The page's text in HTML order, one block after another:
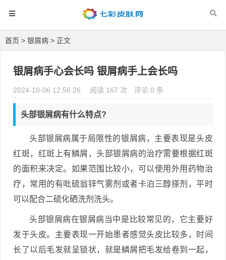
首页 > 银屑病 > 正文
银屑病手心会长吗 银屑病手上会长吗
2024-10-06 12:56:26 阅读 167 次 评论 0 条
头部银屑病有什么特点?
头部银屑病属于局限性的银屑病，主要表现是头皮
红斑，红斑上有鳞屑，头部银屑病的治疗需要根据红斑
的面积来决定。如果范围比较小，可以使用外用药物治
疗，常用的有吡硫翁锌气雾剂或者卡泊三醇搽剂，平时
可以配合二硫化硒洗剂洗头。
头部银屑病在银屑病当中是比较常见的，它主要好
发于头皮。主要表现一开始患者感觉头皮比较多，时间
长了以后毛发就呈锁状，就是鳞屑把毛发给卷到一起，